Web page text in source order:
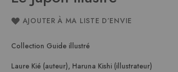
AJOUTER À MA LISTE D’ENVIE
Collection Guide illustré
Laure Kié (auteur), Haruna Kishi (illustrateur)